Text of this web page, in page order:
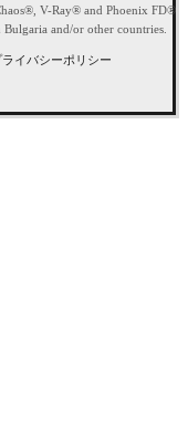
V-Ray® and Phoenix FD®
and/or other countries.
ライバシーポリシー